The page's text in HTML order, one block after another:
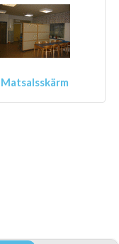
Matsalsskärm